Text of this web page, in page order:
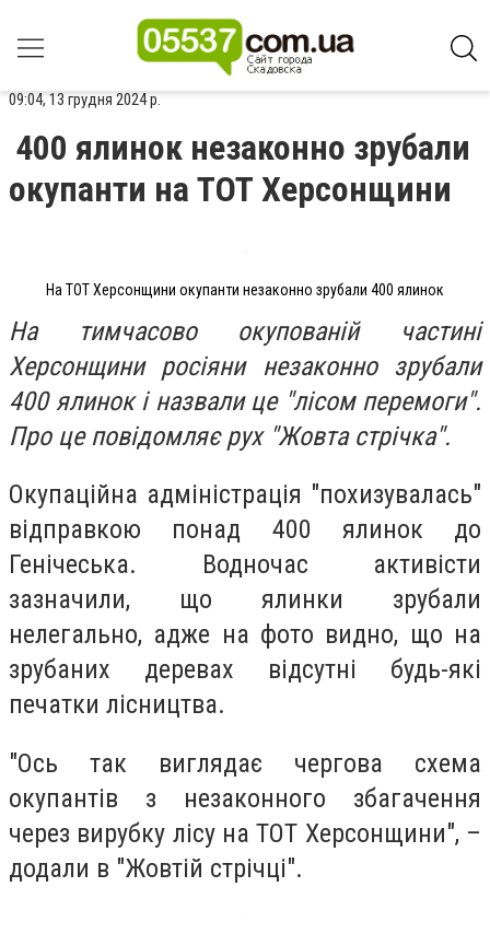
09:04, 13 грудня 2024 р.
400 ялинок незаконно зрубали
окупанти на ТОТ Херсонщини
На ТОТ Херсонщини окупанти незаконно зрубали 400 ялинок
На тимчасово окупованій частині
Херсонщини росіяни незаконно зрубали
400 ялинок і назвали це "лісом перемоги".
Про це повідомляє рух "Жовта стрічка".
Окупаційна адміністрація "похизувалась"
відправкою понад 400 ялинок до
Генічеська. Водночас активісти
зазначили, що ялинки зрубали
нелегально, адже на фото видно, що на
зрубаних деревах відсутні будь-які
печатки лісництва.
"Ось так виглядає чергова схема
окупантів з незаконного збагачення
через вирубку лісу на ТОТ Херсонщини", –
додали в "Жовтій стрічці".